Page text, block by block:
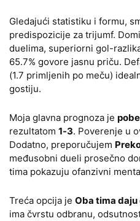
Gledajući statistiku i formu,
predispozicije za trijumf.
duelima, superiorni gol-
65.7% govore jasnu priču.
(1.7 primljenih po meču)
gostiju.
Moja glavna prognoza je
rezultatom 1-3. Poverenje u
Dodatno, preporučujem
međusobni dueli prosečno
tima pokazuju ofanzivni
Treća opcija je Oba tima daju
ima čvrstu odbranu,